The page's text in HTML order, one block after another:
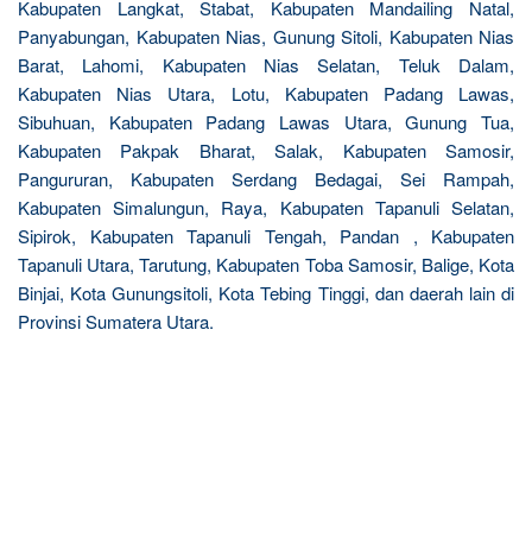
Kabupaten Langkat, Stabat, Kabupaten Mandailing Natal,
Panyabungan, Kabupaten Nias, Gunung Sitoli, Kabupaten Nias
Barat, Lahomi, Kabupaten Nias Selatan, Teluk Dalam,
Kabupaten Nias Utara, Lotu, Kabupaten Padang Lawas,
Sibuhuan, Kabupaten Padang Lawas Utara, Gunung Tua,
Kabupaten Pakpak Bharat, Salak, Kabupaten Samosir,
Pangururan, Kabupaten Serdang Bedagai, Sei Rampah,
Kabupaten Simalungun, Raya, Kabupaten Tapanuli Selatan,
Sipirok, Kabupaten Tapanuli Tengah, Pandan , Kabupaten
Tapanuli Utara, Tarutung, Kabupaten Toba Samosir, Balige, Kota
Binjai, Kota Gunungsitoli, Kota Tebing Tinggi, dan daerah lain di
Provinsi Sumatera Utara.